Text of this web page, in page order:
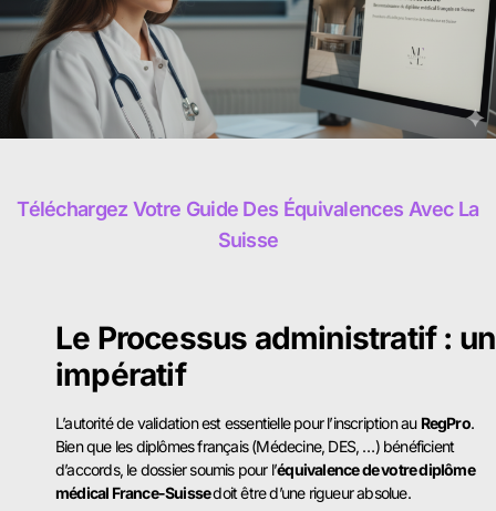
Téléchargez Votre Guide Des Équivalences Avec La
Suisse
Le Processus administratif : un
impératif
L’autorité de validation est essentielle pour l’inscription au RegPro.
Bien que les diplômes français (Médecine, DES, …) bénéficient
d’accords, le dossier soumis pour l’équivalence de votre diplôme
médical France-Suissedoit être d’une rigueur absolue.